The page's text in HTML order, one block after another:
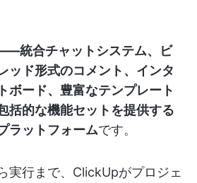
統合チャットシステム、ビ
ッド形式のコメント、インタ
ボード、豊富なテンプレート
括的な機能セットを提供する
ラットフォームです。
実行まで、ClickUpがプロジェ